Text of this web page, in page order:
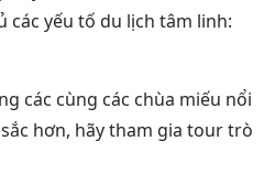
các yếu tố du lịch tâm linh:
các cùng các chùa miếu nổi
hơn, hãy tham gia tour trò